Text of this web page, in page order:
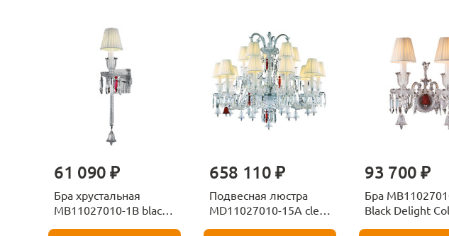
61 090 ₽
Бра хрустальная
MB11027010-1B black
658 110 ₽
Подвесная люстра
MD11027010-15A clear
93 700 ₽
Бра
Black Delight